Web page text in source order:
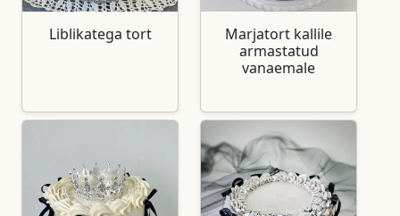
Liblikatega tort
Marjatort kallile
armastatud
vanaemale